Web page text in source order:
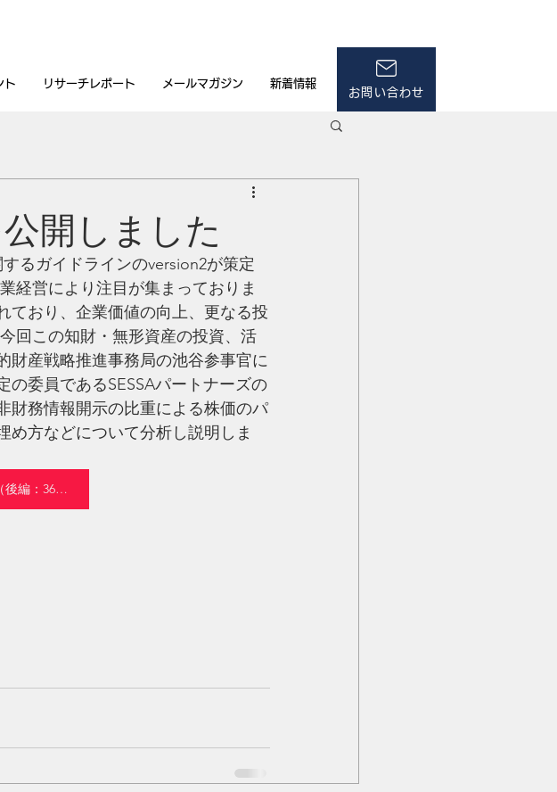
ト リサーチレポート メールマガジン 新着情報
お問い合わせ
開しました
るガイドラインのversion2が策定
経営により注目が集まっておりま
ており、企業価値の向上、更なる投
回この知財・無形資産の投資、活
財産戦略推進事務局の池谷参事官に
委員であるSESSAパートナーズの
財務情報開示の比重による株価のパ
め方などについて分析し説明しま
YouTubeへのリンク（後編：36分）